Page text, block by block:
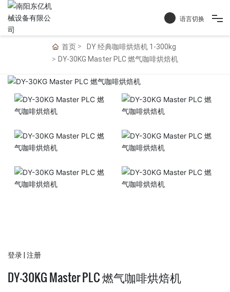
产品中心
关于我们
服务支持
联系我们
语言切换
首页
DY 经典咖啡烘焙机 1-300kg
DY-30KG Master PLC 燃气咖啡烘焙机
登录| 注册
DY-30KG Master PLC 燃气咖啡烘焙机